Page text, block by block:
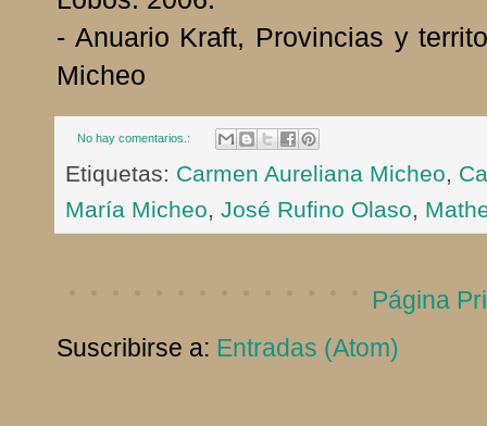
- Anuario Kraft, Provincias y
Micheo
No hay comentarios.:
Etiquetas: Carmen Aureliana Micheo,
María Micheo, José Rufino Olaso,
Página
Suscribirse a: Entradas (Atom)